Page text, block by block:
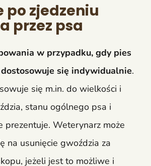
po zjedzeniu
przez psa
w przypadku, gdy pies
dostosowuje się indywidualnie.
się m.in. do wielkości i
stanu ogólnego psa i
prezentuje. Weterynarz może
na usunięcie gwoździa za
jeżeli jest to możliwe i